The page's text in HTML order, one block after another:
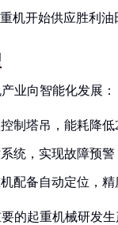
机开始供应胜利油
业向智能化发展：
制塔吊，能耗降低
统，实现故障预警
配备自动定位，精
的起重机械研发生